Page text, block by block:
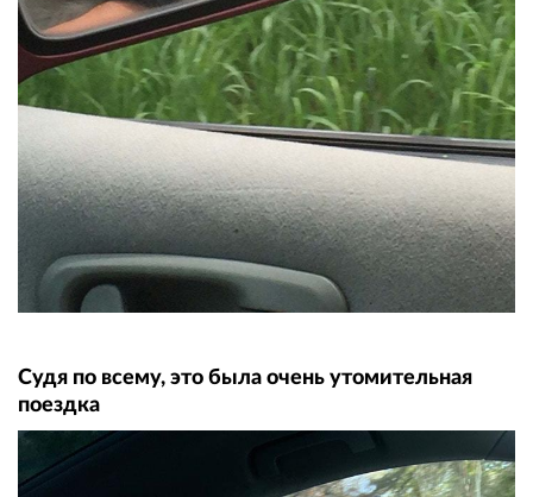
Судя по всему, это была очень утомительная
поездка